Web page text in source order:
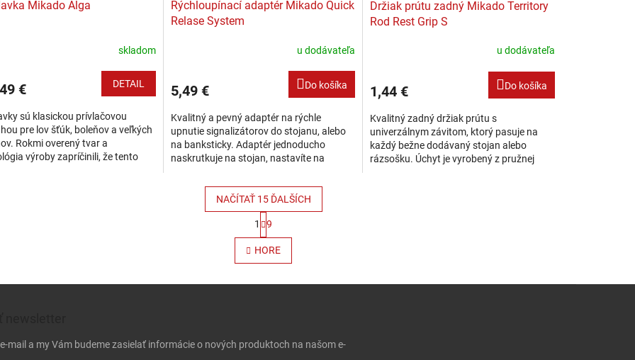
Mikado Alga
skladom
€ DETAIL
sú klasickou prívlačovou
pre lov šťúk, boleňov a veľkých
Rokmi overený tvar a
výroby zapríčinili, že tento
Rýchloupínací adaptér Mikado Quick
Relase System
u dodávateľa
5,49 € Do košíka
Kvalitný a pevný adaptér na rýchle
upnutie signalizátorov do stojanu, alebo
na banksticky. Adaptér jednoducho
naskrutkuje na stojan, nastavíte na
musieť...
Držiak prútu zadný Mikado Territory
Rod Rest Grip S
u dodávateľa
1,44 € Do košíka
Kvalitný zadný držiak prútu s
univerzálnym závitom, ktorý pasuje na
každý bežne dodávaný stojan alebo
rázsošku. Úchyt je vyrobený z pružnej
Ovládacie prvky výpisu
NAČÍTAŤ 15 ĎALŠÍCH
Stránkovanie
1 9
HORE
mail a my Vám budeme zasielať informácie o nových produktoch na našom e-